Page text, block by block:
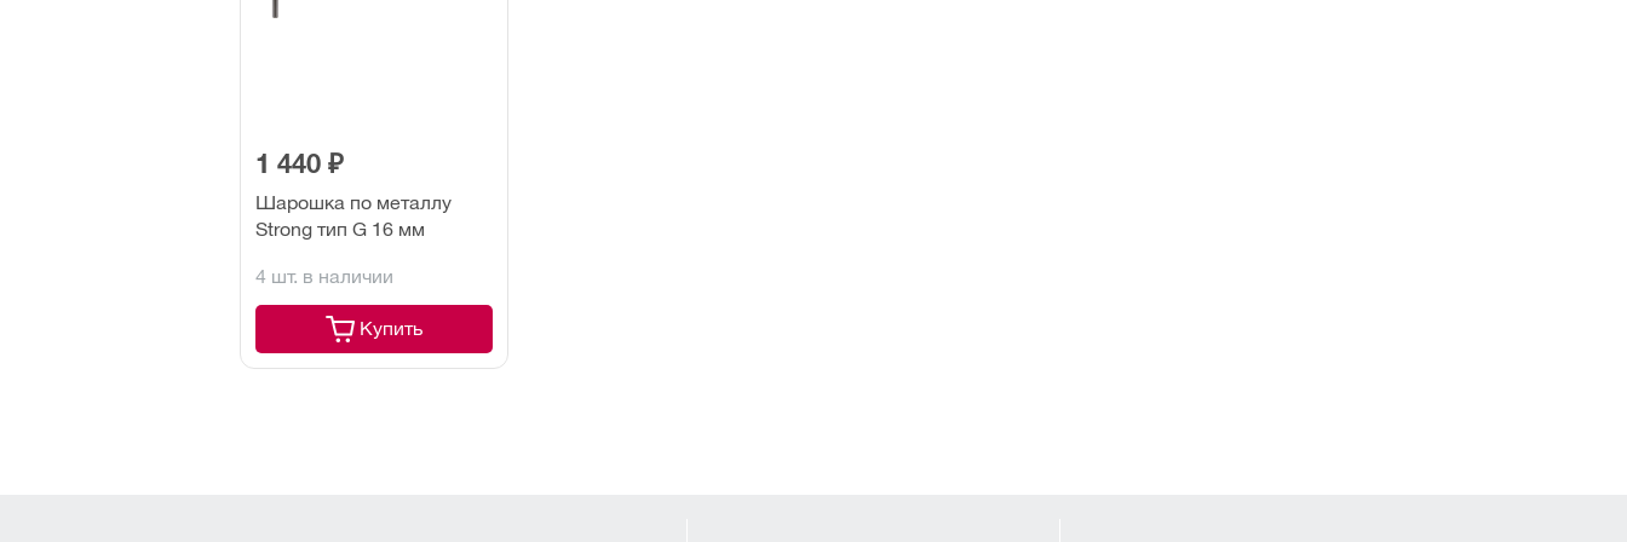
1 440 ₽
Шарошка по металлу
Strong тип G 16 мм
4 шт. в наличии
Купить